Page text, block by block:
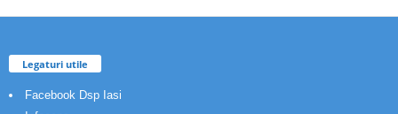
Legaturi utile
Facebook Dsp Iasi